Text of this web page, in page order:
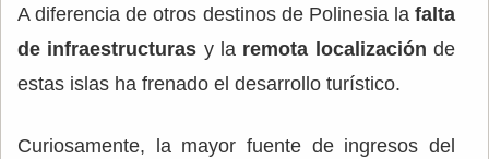
A diferencia de otros destinos de Polinesia la falta
de infraestructuras y la remota localización de
estas islas ha frenado el desarrollo turístico.
Curiosamente, la mayor fuente de ingresos del